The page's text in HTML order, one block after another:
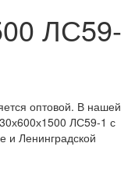
ЛС59-
оптовой. В нашей
ЛС59-1 с
и Ленинградской